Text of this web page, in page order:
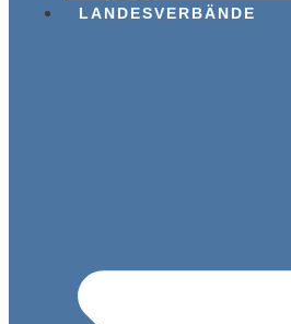
LANDESVERBÄNDE